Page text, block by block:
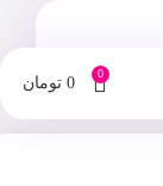
0
0 تومان